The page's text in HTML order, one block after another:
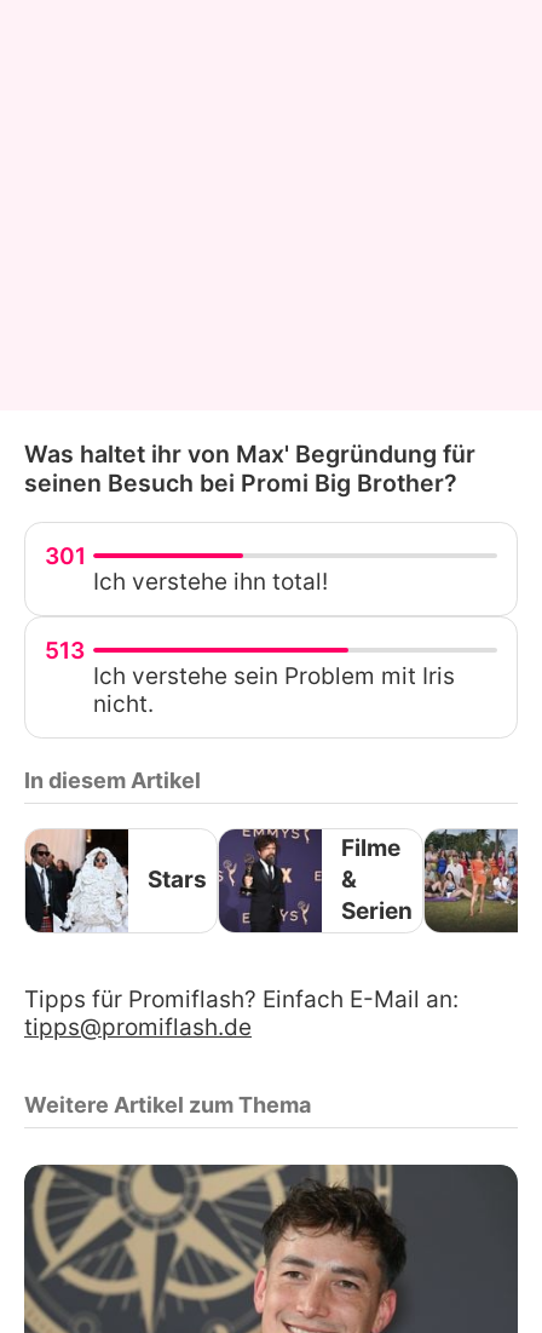
Was haltet ihr von Max' Begründung für
seinen Besuch bei Promi Big Brother?
301
Ich verstehe ihn total!
513
Ich verstehe sein Problem mit Iris
nicht.
In diesem Artikel
Stars
Filme
&
Serien
Tipps für Promiflash? Einfach E-Mail an:
tipps@promiflash.de
Weitere Artikel zum Thema